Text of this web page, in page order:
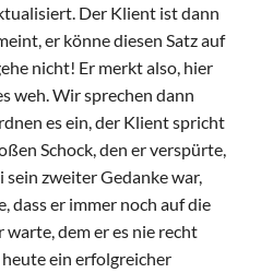
Der Klient ist dann
er könne diesen Satz auf
nicht! Er merkt also, hier
weh. Wir sprechen dann
es ein, der Klient spricht
Schock, den er verspürte,
sein zweiter Gedanke war,
dass er immer noch auf die
dem er es nie recht
ein erfolgreicher